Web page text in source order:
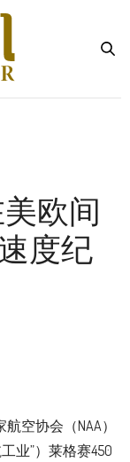
欧间
度纪
空协会（NAA）
业”）莱格赛450